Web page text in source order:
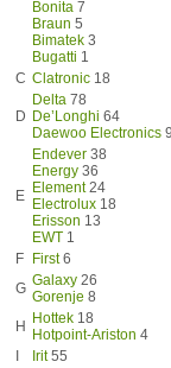
Bonita 7
Braun 5
Bimatek 3
Bugatti 1
C Clatronic 18
D
Delta 78
De’Longhi 64
Daewoo Electronics 9
E
Endever 38
Energy 36
Element24
Electrolux 18
Erisson 13
EWT 1
F
First6
G Galaxy 26
Gorenje 8
H
Hottek 18
Hotpoint-Ariston 4
Irit55